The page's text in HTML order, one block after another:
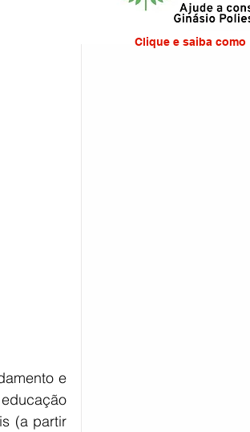
e
(a partir
Clique e saiba como